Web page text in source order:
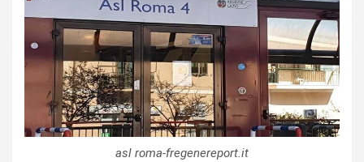
asl roma-fregenereport.it